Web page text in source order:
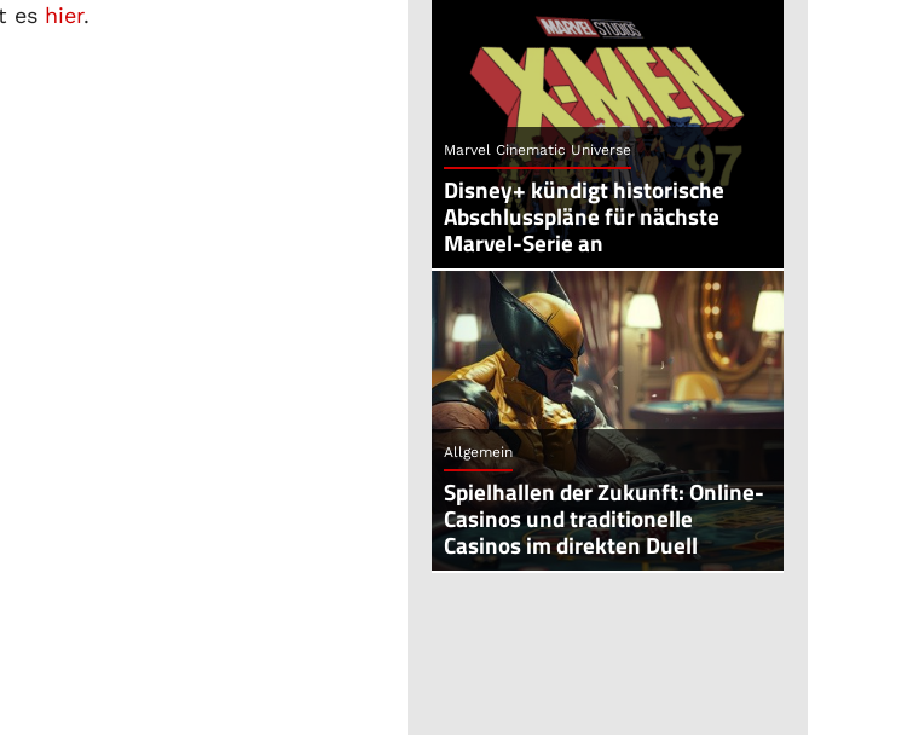
es hier.
Marvel Cinematic Universe
Disney+ kündigt historische
Abschlusspläne für nächste
Marvel-Serie an
Allgemein
Spielhallen der Zukunft: Online-
Casinos und traditionelle
Casinos im direkten Duell